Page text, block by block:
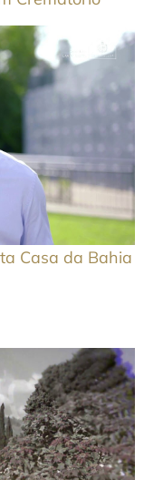
Casa da Bahia